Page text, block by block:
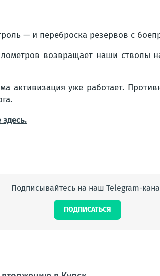
— и переброска резервов с
возвращает наши стволы
активизация уже работает.
здесь.
Подписывайтесь на наш Telegram-
ПОДПИСАТЬСЯ